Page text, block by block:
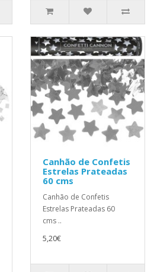
Canhão de Confetis
Estrelas Prateadas
60 cms
Canhão de Confetis
Estrelas Prateadas 60
cms ..
5,20€